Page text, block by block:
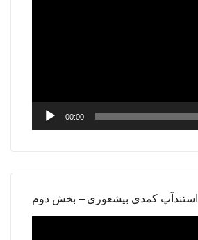
00:00
استندآپ کمدی بیشعوری – بخش دوم